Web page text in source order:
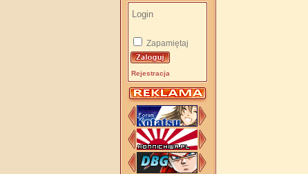
Zapamiętaj
Rejestracja